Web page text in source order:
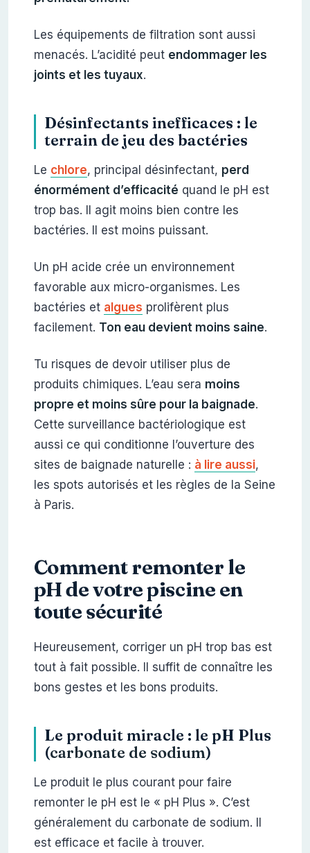
Les équipements de filtration sont aussi
menacés. L’acidité peut endommager les
joints et les tuyaux.
Désinfectants inefficaces : le
terrain de jeu des bactéries
Le chlore, principal désinfectant, perd
énormément d’efficacité quand le pH est
trop bas. Il agit moins bien contre les
bactéries. Il est moins puissant.
Un pH acide crée un environnement
favorable aux micro-organismes. Les
bactéries et algues prolifèrent plus
facilement. Ton eau devient moins saine.
Tu risques de devoir utiliser plus de
produits chimiques. L’eau sera moins
propre et moins sûre pour la baignade.
Cette surveillance bactériologique est
aussi ce qui conditionne l’ouverture des
sites de baignade naturelle : à lire aussi,
les spots autorisés et les règles de la Seine
à Paris.
Comment remonter le
pH de votre piscine en
toute sécurité
Heureusement, corriger un pH trop bas est
tout à fait possible. Il suffit de connaître les
bons gestes et les bons produits.
Le produit miracle : le pH Plus
(carbonate de sodium)
Le produit le plus courant pour faire
remonter le pH est le « pH Plus ». C’est
généralement du carbonate de sodium. Il
est efficace et facile à trouver.